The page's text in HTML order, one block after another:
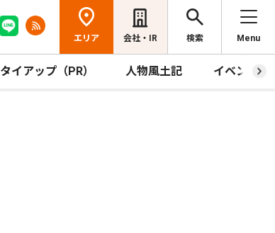
エリア 会社・IR 検索 Menu
タイアップ（PR） 人物風土記 イベント